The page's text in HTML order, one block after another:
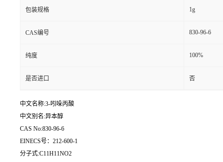
包装规格 1g
CAS编号 830-96-6
纯度 100%
是否进口 否
中文名称:3-吲哚丙酸
中文别名:异本醇
CAS No:830-96-6
EINECS号：212-600-1
分子式:C11H11NO2